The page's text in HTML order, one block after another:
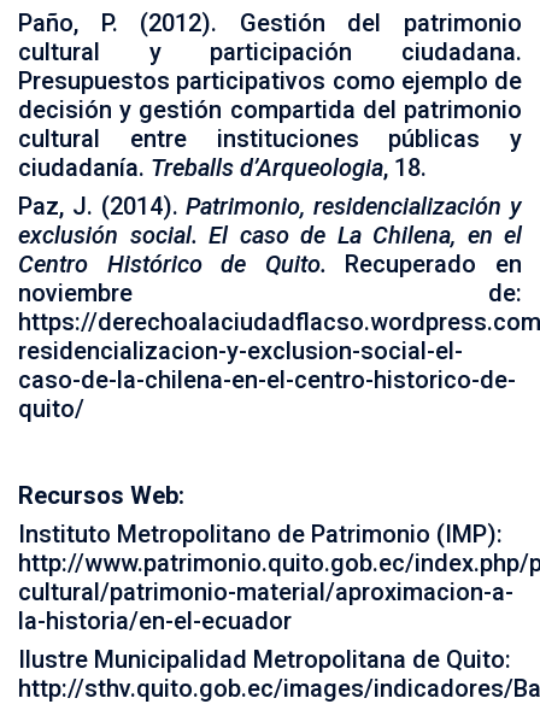
Paño, P. (2012). Gestión del patrimonio
cultural y participación ciudadana.
Presupuestos participativos como ejemplo de
decisión y gestión compartida del patrimonio
cultural entre instituciones públicas y
ciudadanía. Treballs d’Arqueologia, 18.
Paz, J. (2014).Patrimonio, residencialización y
exclusión social. El caso de La Chilena, en el
Centro Histórico de Quito. Recuperado en
noviembre de:
https://
residencializacion-y-exclusion-social-el-
caso-de-la-chilena-en-el-centro-historico-de-
quito/
Recursos Web:
Instituto Metropolitano de Patrimonio (IMP):
http://www.patrimonio.quito.gob.ec/index.php/
cultural/patrimonio-material/aproximacion-a-
la-historia/en-el-ecuador
Ilustre Municipalidad Metropolitana de Quito:
http://sthv.quito.gob.ec/images/indicadores/